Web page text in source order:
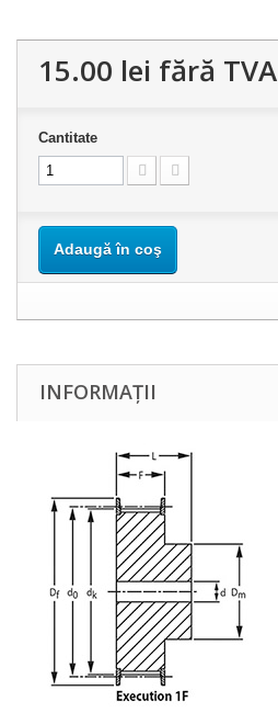
15.00 lei fără TVA
Cantitate
Adaugă în coş
INFORMAȚII